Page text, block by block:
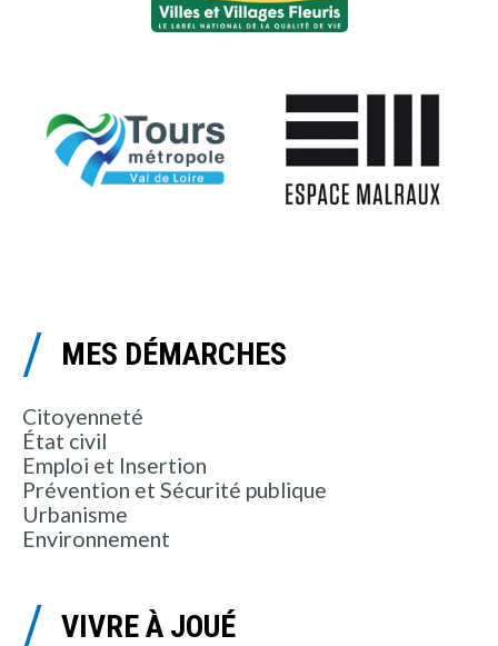
MES DÉMARCHES
Citoyenneté
État civil
Emploi et Insertion
Prévention et Sécurité publique
Urbanisme
Environnement
VIVRE À JOUÉ